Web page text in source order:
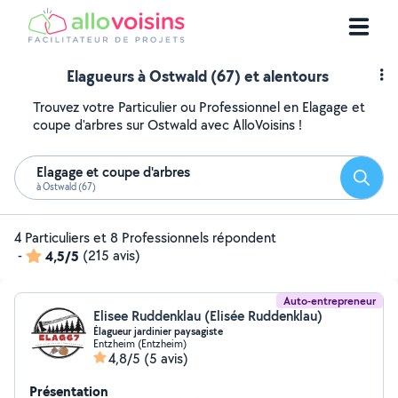
Elagueurs à Ostwald (67) et alentours
Trouvez votre Particulier ou Professionnel en Elagage et
coupe d'arbres sur Ostwald avec AlloVoisins !
Elagage et coupe d'arbres
à Ostwald (67)
4 Particuliers et 8 Professionnels répondent
-
4,5/5 (215 avis)
Auto-entrepreneur
Elisee Ruddenklau (Elisée Ruddenklau)
Élagueur jardinier paysagiste
Entzheim (Entzheim)
4,8/5 (5 avis)
Présentation